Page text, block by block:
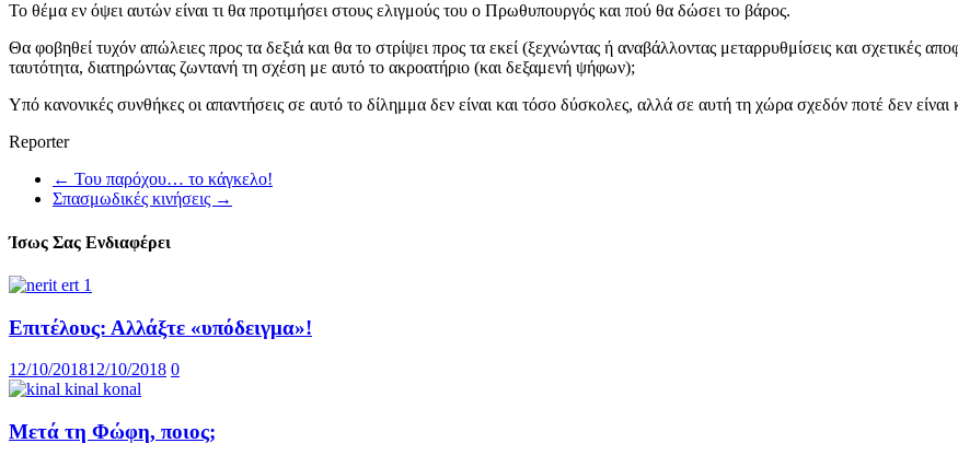
Το θέμα εν όψει αυτών είναι τι θα προτιμήσει στους ελιγμούς του ο Πρωθυπουργός και πού θα δώσει το βάρος.
Θα φοβηθεί τυχόν απώλειες προς τα δεξιά και θα το στρίψει προς τα εκεί (ξεχνώντας ή αναβάλλοντας μεταρρυθμίσεις και σχετικές
ταυτότητα, διατηρώντας ζωντανή τη σχέση με αυτό το ακροατήριο (και δεξαμενή ψήφων);
Υπό κανονικές συνθήκες οι απαντήσεις σε αυτό το δίλημμα δεν είναι και τόσο δύσκολες, αλλά σε αυτή τη χώρα σχεδόν ποτέ δεν
Reporter
← Του παρόχου… το κάγκελο!
Σπασμωδικές κινήσεις →
Ίσως Σας Ενδιαφέρει
Επιτέλους: Αλλάξτε «υπόδειγμα»!
12/10/201812/10/2018 0
Μετά τη Φώφη, ποιος;